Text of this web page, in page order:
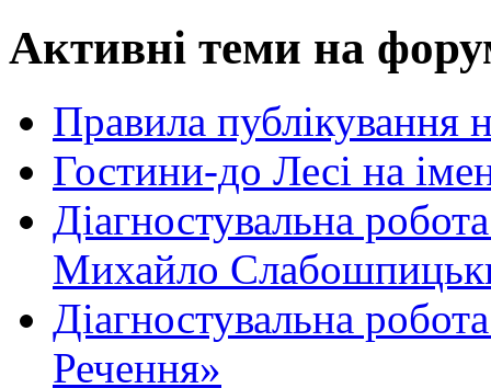
Активні теми на
Правила публікування
Гостини-до Лесі на
Діагностувальна
Михайло
Діагностувальна
Речення»